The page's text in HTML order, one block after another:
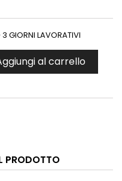
3 GIORNI LAVORATIVI
al carrello
PRODOTTO